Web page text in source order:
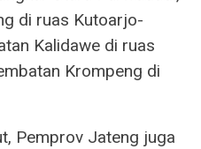
di ruas Kutoarjo-
Kalidawe di ruas
Krompeng di
Pemprov Jateng juga